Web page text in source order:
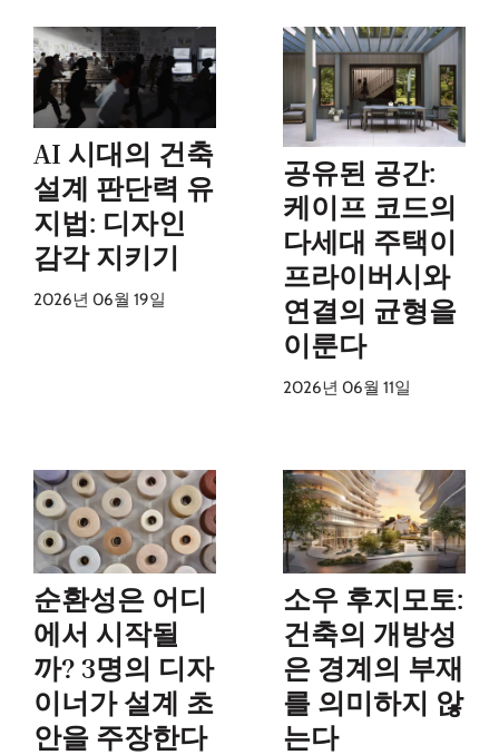
AI 시대의 건축
설계 판단력 유
지법: 디자인
감각 지키기
2026년 06월 19일
공유된 공간:
케이프 코드의
다세대 주택이
프라이버시와
연결의 균형을
이룬다
2026년 06월 11일
순환성은 어디
에서 시작될
까? 3명의 디자
이너가 설계 초
안을 주장한다
소우 후지모토:
건축의 개방성
은 경계의 부재
를 의미하지 않
는다